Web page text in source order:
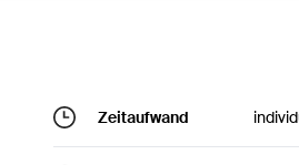
Zeitaufwand